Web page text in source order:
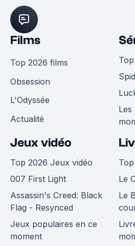
Films
Top 2026 films
Obsession
L'Odyssée
Actualité
Les
Jeux vidéo
Top 2026 Jeux vidéo
007 First Light
Assassin's Creed: Black
Flag - Resynced
Jeux populaires en ce
moment
Le
Le